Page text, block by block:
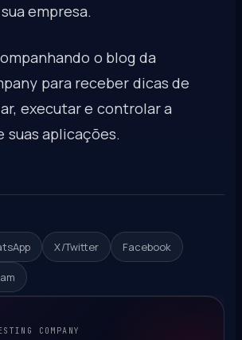
empresa.
o blog da
para receber dicas de
executar e controlar a
suas aplicações.
X/Twitter Facebook
COMPANY